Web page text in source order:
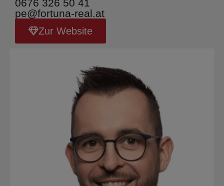
0676 326 50 41
pe@fortuna-real.at
Zur Website